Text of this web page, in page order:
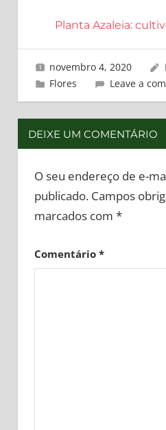
Post
Planta Azaleia:
novembro 4, 2020
Flores
Leave a
DEIXE UM COMENTÁRIO
O seu endereço de e-
publicado. Campos
marcados com *
Comentário *